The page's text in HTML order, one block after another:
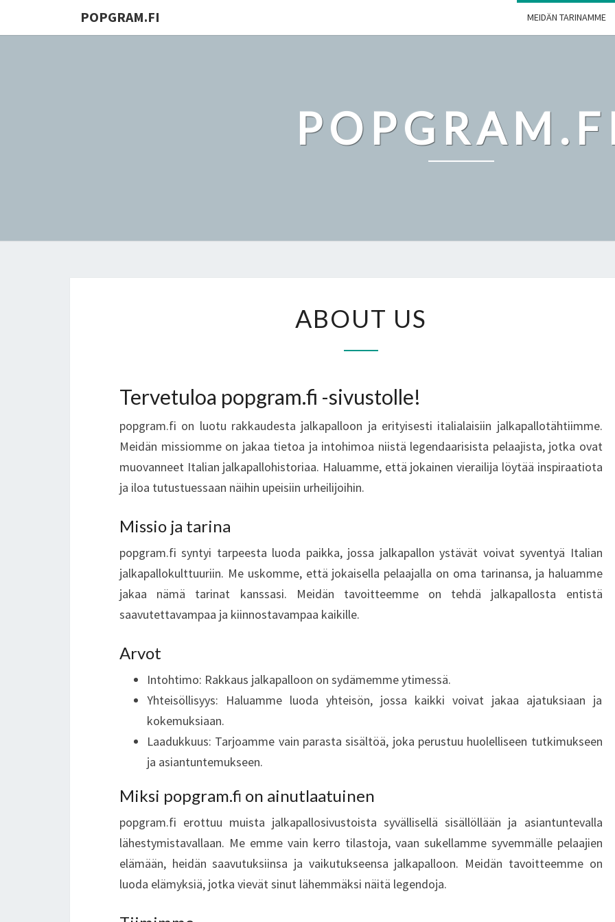
POPGRAM.FI MEIDÄN TARINAMME
US
ABOUT US
Tervetuloa popgram.fi -sivustolle!
popgram.fi on luotu rakkaudesta jalkapalloon ja erityisesti italialaisiin jalkapallotähtiimme.
Meidän missiomme on jakaa tietoa ja intohimoa niistä legendaarisista pelaajista, jotka ovat
muovanneet Italian jalkapallohistoriaa. Haluamme, että jokainen vierailija löytää inspiraatiota
ja iloa tutustuessaan näihin upeisiin urheilijoihin.
Missio ja tarina
popgram.fi syntyi tarpeesta luoda paikka, jossa jalkapallon ystävät voivat syventyä Italian
jalkapallokulttuuriin. Me uskomme, että jokaisella pelaajalla on oma tarinansa, ja haluamme
jakaa nämä tarinat kanssasi. Meidän tavoitteemme on tehdä jalkapallosta entistä
saavutettavampaa ja kiinnostavampaa kaikille.
Arvot
Intohtimo: Rakkaus jalkapalloon on sydämemme ytimessä.
Yhteisöllisyys: Haluamme luoda yhteisön, jossa kaikki voivat jakaa ajatuksiaan ja
kokemuksiaan.
Laadukkuus: Tarjoamme vain parasta sisältöä, joka perustuu huolelliseen tutkimukseen
ja asiantuntemukseen.
Miksi popgram.fi on ainutlaatuinen
popgram.fi erottuu muista jalkapallosivustoista syvällisellä sisällöllään ja asiantuntevalla
lähestymistavallaan. Me emme vain kerro tilastoja, vaan sukellamme syvemmälle pelaajien
elämään, heidän saavutuksiinsa ja vaikutukseensa jalkapalloon. Meidän tavoitteemme on
luoda elämyksiä, jotka vievät sinut lähemmäksi näitä legendoja.